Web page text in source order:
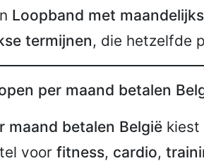
Loopband met
termijnen, die hetzelfde
per maand betalen
maand betalen België kiest
voor fitness, cardio,